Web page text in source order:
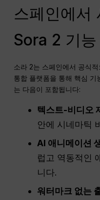
스페인에서
Sora 2 기능
소라 2는 스페인에서 공식
통합 플랫폼을 통해 핵심 기
는 다음이 포함됩니다:
텍스트-비디오
안에 시네마틱
AI 애니메이션
럽고 역동적인
니다.
워터마크 없는